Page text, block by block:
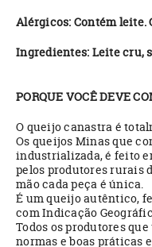
Alérgicos: Contém leite.
Ingredientes: Leite cru,
PORQUE VOCÊ DEVE
O queijo canastra é
Os queijos Minas que
industrializada, é feito
pelos produtores rurais
mão cada peça é única.
É um queijo autêntico,
com Indicação
Todos os produtores
normas e boas práticas